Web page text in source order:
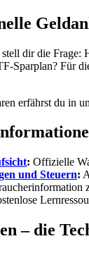
dir die Frage:
Sparplan? Für
erfährst du in
: Offizielle
und Steuern:
– die